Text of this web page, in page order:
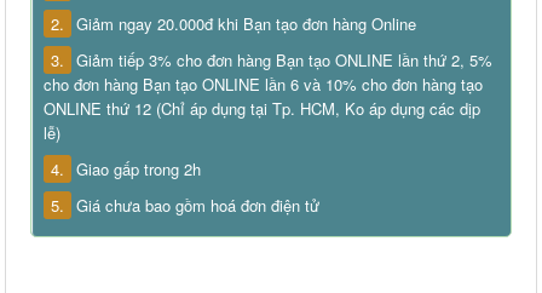
2. Giảm ngay 20.000đ khi Bạn tạo đơn hàng Online
3. Giảm tiếp 3% cho đơn hàng Bạn tạo ONLINE lần thứ 2, 5%
cho đơn hàng Bạn tạo ONLINE lần 6 và 10% cho đơn hàng tạo
ONLINE thứ 12 (Chỉ áp dụng tại Tp. HCM, Ko áp dụng các dịp
lễ)
4. Giao gấp trong 2h
5. Giá chưa bao gồm hoá đơn điện tử